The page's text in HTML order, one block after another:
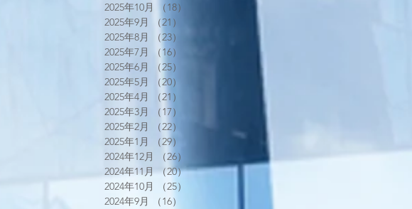
2025年10月
（18）
2025年9月
（21）
2025年8月
（23）
2025年7月
（16）
2025年6月
（25）
2025年5月
（20）
2025年4月
（21）
2025年3月
（17）
2025年2月
（22）
22件の記事
2025年1月
（29）
2024年12月
（26）
2024年11月 （20）20件の記事
2024年10月
（25）
2024年9月
（16）